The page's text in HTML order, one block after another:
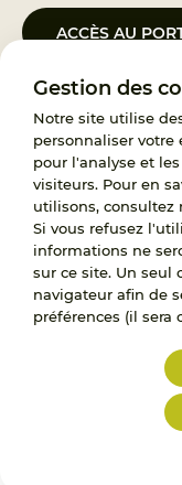
Gestion des
Notre site utilise
personnaliser votre
pour l'analyse et
visiteurs. Pour en
utilisons, consultez
Si vous refusez
informations ne
sur ce site. Un seul
navigateur afin de
préférences (il sera
ACCÈS AU
Le Groupement
janvier 2023, a pour
119,
demandes d’accès
Protégée est
l’ensemble des
politique publique à
nationaux.
L’État,
service
l’enfance.
partiellement